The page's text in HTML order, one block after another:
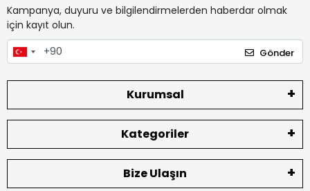
Kampanya, duyuru ve bilgilendirmelerden haberdar olmak
için kayıt olun.
Gönder
Kurumsal
Kategoriler
Bize Ulaşın